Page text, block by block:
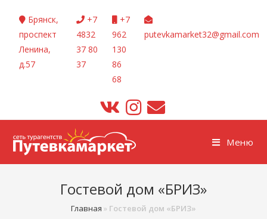
Перейти
содержимому
Брянск,
проспект
Ленина,
д.57
+7
4832
37 80
37
+7
962
130
86
68
putevkamarket32@gmail.com
Меню
Гостевой дом «БРИЗ»
Главная » Гостевой дом «БРИЗ»